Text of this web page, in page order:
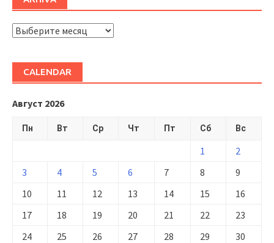
ARHIVĂ
CALENDAR
Август 2026
Пн Вт Ср Чт Пт Сб Вс
1
2
3
4 5 6 7 8
9
10
11 12 13 14 15
16
17
18 19 20 21 22
23
24
25 26 27 28 29
30